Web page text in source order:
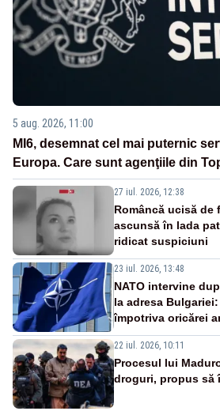
5 aug. 2026, 11:00
MI6, desemnat cel mai puternic
Europa. Care sunt agenţiile din
27 iul. 2026, 12:38
Româncă ucisă de
ascunsă în lada
ridicat suspiciuni
23 iul. 2026, 13:48
NATO intervine
la adresa
împotriva oricărei
22 iul. 2026, 10:11
Procesul lui
droguri, propus să